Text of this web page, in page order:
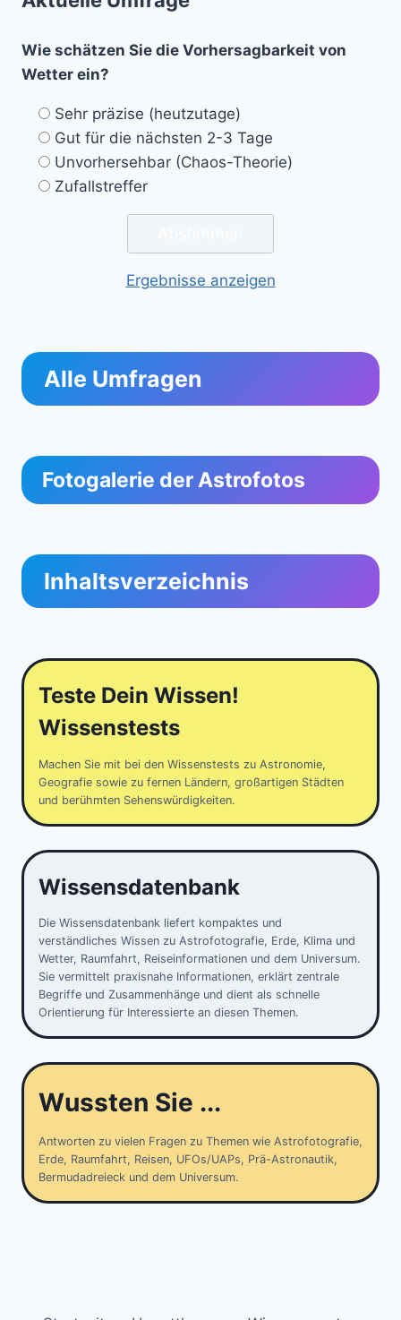
Wie schätzen Sie die Vorhersagbarkeit von
Wetter ein?
Sehr präzise (heutzutage)
Gut für die nächsten 2-3 Tage
Unvorhersehbar (Chaos-Theorie)
Zufallstreffer
Ergebnisse anzeigen
Alle Umfragen
Fotogalerie der Astrofotos
Inhaltsverzeichnis
Teste Dein Wissen!
Wissenstests
Machen Sie mit bei den Wissenstests zu Astronomie,
Geografie sowie zu fernen Ländern, großartigen Städten
und berühmten Sehenswürdigkeiten.
Wissensdatenbank
Die Wissensdatenbank liefert kompaktes und
verständliches Wissen zu Astrofotografie, Erde, Klima und
Wetter, Raumfahrt, Reiseinformationen und dem Universum.
Sie vermittelt praxisnahe Informationen, erklärt zentrale
Begriffe und Zusammenhänge und dient als schnelle
Orientierung für Interessierte an diesen Themen.
Wussten Sie ...
Antworten zu vielen Fragen zu Themen wie Astrofotografie,
Erde, Raumfahrt, Reisen, UFOs/UAPs, Prä-Astronautik,
Bermudadreieck und dem Universum.